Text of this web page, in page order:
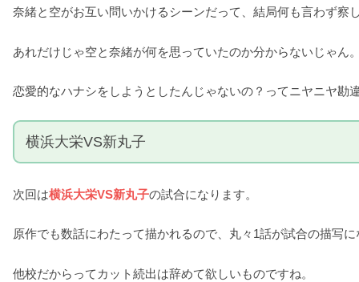
奈緒と空がお互い問いかけるシーンだって、結局何も言わず察
あれだけじゃ空と奈緒が何を思っていたのか分からないじゃん
恋愛的なハナシをしようとしたんじゃないの？ってニヤニヤ勘
横浜大栄VS新丸子
次回は横浜大栄VS新丸子の試合になります。
原作でも数話にわたって描かれるので、丸々1話が試合の描写
他校だからってカット続出は辞めて欲しいものですね。